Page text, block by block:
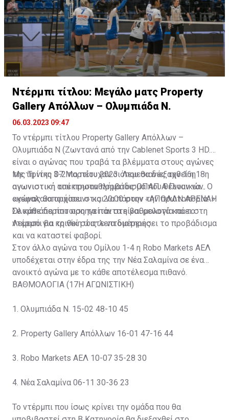
Ντέρμπι τίτλου: Μεγάλο ματς Property
Gallery Απόλλων – Ολυμπιάδα Ν.
06.03.2023 09:47
To ντέρμπι τίτλου Property Gallery Απόλλων –
Ολυμπιάδα Ν (Ζωντανά από την Cablenet Sports 3 ΗD.
είναι ο αγώνας που τραβά τα βλέμματα στους αγώνες
της Τρίτης 07 Μαρτίου 2023 όπου θα διεξαχθεί η 18η
αγωνιστική του πρωταθλήματος ΟΠΑΠ Α Γυναικών. Ο
αγώνας θα αρχίσει στις 20:00 στην «ΑΠΟΛΛΝ ΑΡΕΝΑ».
Με τη νίκη 3-2 πο πέτυχαν οι Λεμεσιανές την 16η
αγωνιστική απέκτησαν προβάδισμα που θέλουν να
«κεφαλαιοποιήσουν» και να πάρουν την πρωτοπορία. Η
Ολυμπιάδα που προηγείται στη βαθμολογία πάει στη
Λεμεσό για τη νίκη ώστε να διατηρήσει το προβάδισμα
και να καταστεί φαβορί.
Σε κάθε περίπτωση τα πάντα είναι ρευστά και το
ντέρμπι θα κριθεί στις λεπτομέρειες.
Στον άλλο αγώνα του Ομίλου 1-4 η Robo Markets ΑΕΛ
υποδέχεται στην έδρα της την Νέα Σαλαμίνα σε ένα
ανοικτό αγώνα με το κάθε αποτέλεσμα πιθανό.
ΒΑΘΜΟΛΟΓΙΑ (17Η ΑΓΩΝΙΣΤΙΚΗ)
1. Oλυμπιάδα Ν. 15-02 48-10 45
2. Property Gallery Απόλλων 16-01 47-16 44
3. Robo Markets ΑΕΛ 10-07 35-28 30
4. Νέα Σαλαμίνα 06-11 30-36 23
Το ντέρμπι που ίσως κρίνει την ομάδα που θα